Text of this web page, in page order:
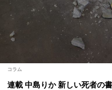
レビュー
ねじれた実験室と世界の味わ
コラム
連載 中島りか 新しい死者の
コラム
連載 中島りか 新しい死者の